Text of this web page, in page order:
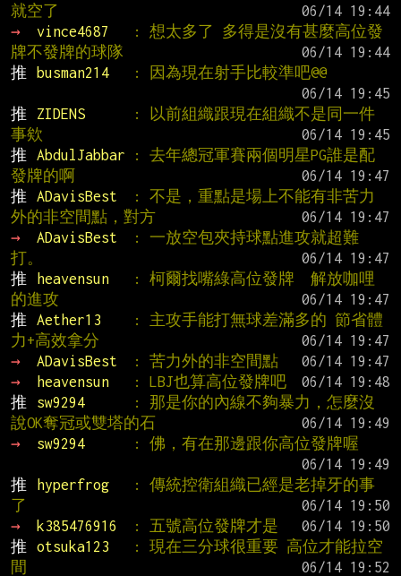
就空了
→
vince4687
: 想太多了 多得是沒有甚麼高位發
牌不發牌的球隊
推
busman214
: 因為現在射手比較準吧@@
推
ZIDENS
: 以前組織跟現在組織不是同一件
事欸
推
AbdulJabbar
: 去年總冠軍賽兩個明星PG誰是配
發牌的啊
推
ADavisBest
: 不是，重點是場上不能有非苦力
外的非空間點，對方
→
ADavisBest
: 一放空包夾持球點進攻就超難
打。
推
heavensun
: 柯爾找嘴綠高位發牌  解放咖哩
的進攻
推
Aether13
: 主攻手能打無球差滿多的 節省體
力+高效拿分
→
ADavisBest : 苦力外的非空間點
→
heavensun : LBJ也算高位發牌吧
推
sw9294
: 那是你的內線不夠暴力，怎麼沒
說OK奪冠或雙塔的石
→
sw9294
: 佛，有在那邊跟你高位發牌喔
推
hyperfrog
: 傳統控衛組織已經是老掉牙的事
了
→
k385476916 : 五號高位發牌才是
推
otsuka123
: 現在三分球很重要 高位才能拉空
間